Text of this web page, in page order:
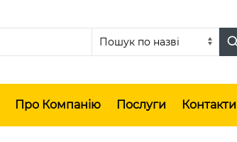
Про Компанію Послуги Контакти